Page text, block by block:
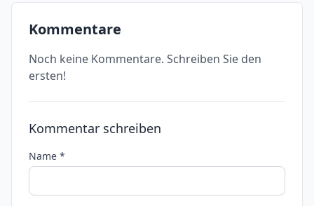
Kommentare
Noch keine Kommentare. Schreiben Sie den
ersten!
Kommentar schreiben
Name *